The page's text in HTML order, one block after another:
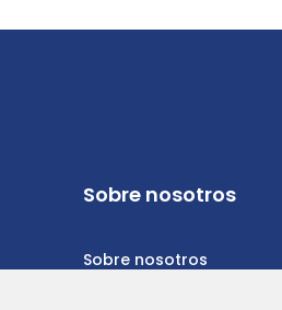
Sobre nosotros
Sobre nosotros